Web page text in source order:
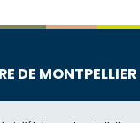
DE MONTPELLIER